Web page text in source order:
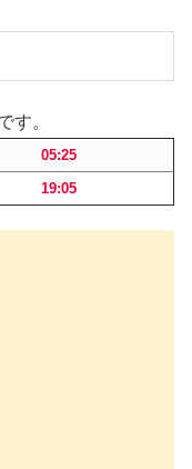
す。
05:25
19:05